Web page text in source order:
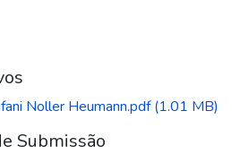
Noller Heumann.pdf(1.01 MB)
Submissão